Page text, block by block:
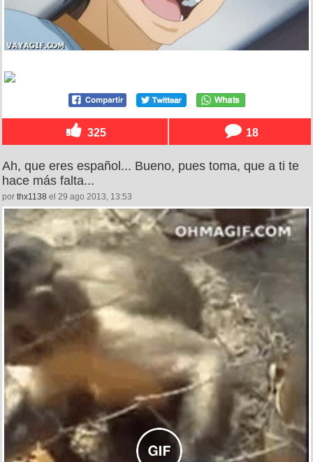
325 18
Ah, que eres español... Bueno, pues toma, que a ti te
hace más falta...
por thx1138 el 29 ago 2013, 13:53